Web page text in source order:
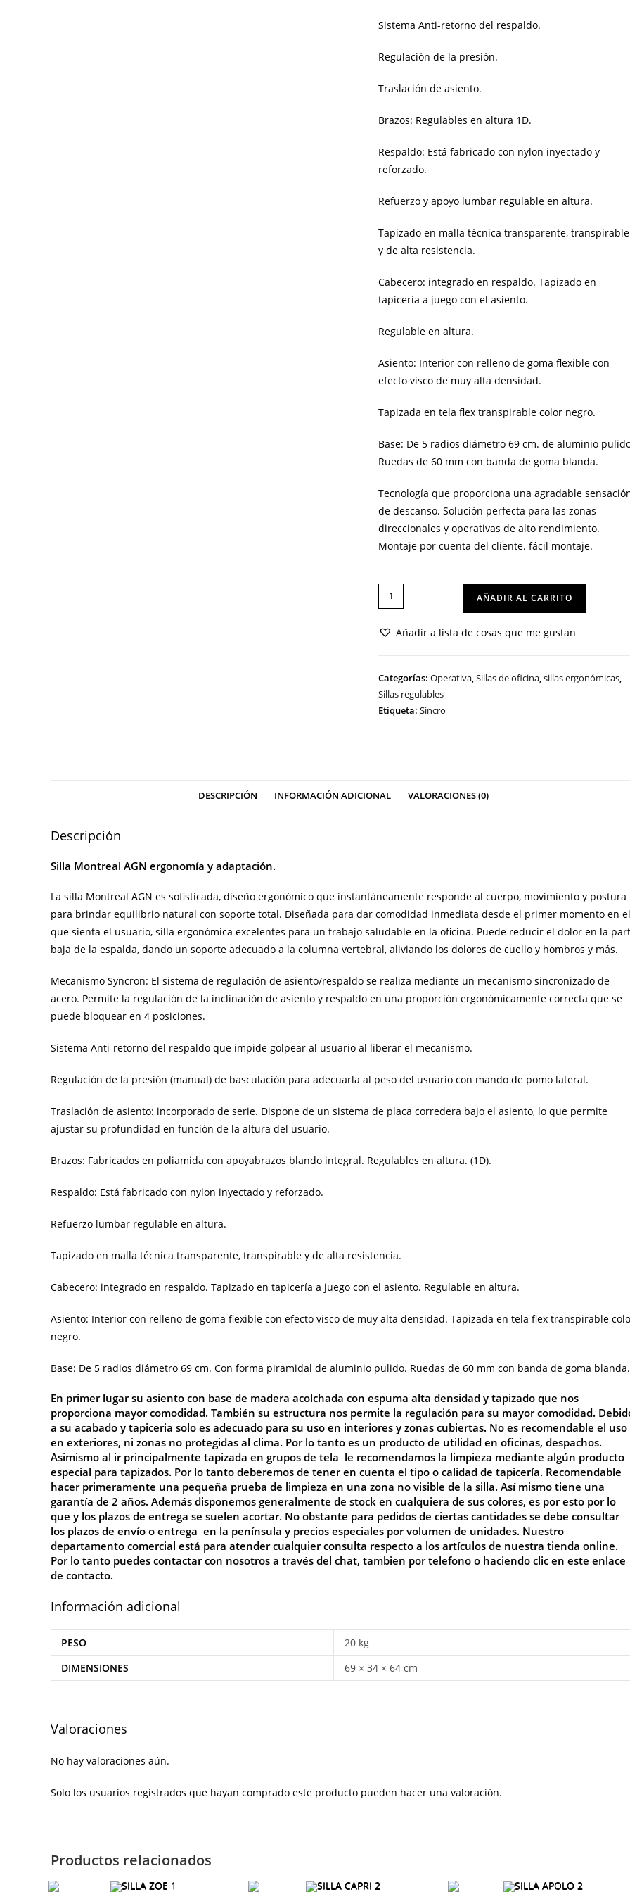
Sistema Anti-retorno del respaldo.
Regulación de la presión.
Traslación de asiento.
Brazos: Regulables en altura 1D.
Respaldo: Está fabricado con nylon inyectado y
reforzado.
Refuerzo y apoyo lumbar regulable en altura.
Tapizado en malla técnica transparente, transpirable
y de alta resistencia.
Cabecero: integrado en respaldo. Tapizado en
tapicería a juego con el asiento.
Regulable en altura.
Asiento: Interior con relleno de goma flexible con
efecto visco de muy alta densidad.
Tapizada en tela flex transpirable color negro.
Base: De 5 radios diámetro 69 cm. de aluminio
Ruedas de 60 mm con banda de goma blanda.
Tecnología que proporciona una agradable
de descanso. Solución perfecta para las zonas
direccionales y operativas de alto rendimiento.
Montaje por cuenta del cliente. fácil montaje.
SILLA
MONTREAL
AGN
AÑADIR AL CARRITO
Añadir a lista de cosas que me gustan
Categorías:Operativa,Sillas de oficina,sillas ergonómicas,
Sillas regulables
Etiqueta:Sincro
DESCRIPCIÓN INFORMACIÓN ADICIONAL VALORACIONES (0)
Descripción
Silla Montreal AGN ergonomía y adaptación.
La silla Montreal AGN es sofisticada, diseño ergonómico que instantáneamente responde al cuerpo, movimiento y postura
para brindar equilibrio natural con soporte total. Diseñada para dar comodidad inmediata desde el primer momento en el
que sienta el usuario, silla ergonómica excelentes para un trabajo saludable en la oficina. Puede reducir el dolor en la
baja de la espalda, dando un soporte adecuado a la columna vertebral, aliviando los dolores de cuello y hombros y más.
Mecanismo Syncron: El sistema de regulación de asiento/respaldo se realiza mediante un mecanismo sincronizado de
acero. Permite la regulación de la inclinación de asiento y respaldo en una proporción ergonómicamente correcta que se
puede bloquear en 4 posiciones.
Sistema Anti-retorno del respaldo que impide golpear al usuario al liberar el mecanismo.
Regulación de la presión (manual) de basculación para adecuarla al peso del usuario con mando de pomo lateral.
Traslación de asiento: incorporado de serie. Dispone de un sistema de placa corredera bajo el asiento, lo que permite
ajustar su profundidad en función de la altura del usuario.
Brazos: Fabricados en poliamida con apoyabrazos blando integral. Regulables en altura. (1D).
Respaldo: Está fabricado con nylon inyectado y reforzado.
Refuerzo lumbar regulable en altura.
Tapizado en malla técnica transparente, transpirable y de alta resistencia.
Cabecero: integrado en respaldo. Tapizado en tapicería a juego con el asiento. Regulable en altura.
Asiento: Interior con relleno de goma flexible con efecto visco de muy alta densidad. Tapizada en tela flex transpirable
negro.
Base: De 5 radios diámetro 69 cm. Con forma piramidal de aluminio pulido. Ruedas de 60 mm con banda de goma blanda.
En primer lugar su asiento con base de madera acolchada con espuma alta densidad y tapizado que nos
proporciona mayor comodidad. También su estructura nos permite la regulación para su mayor comodidad.
a su acabado y tapiceria solo es adecuado para su uso en interiores y zonas cubiertas. No es recomendable el uso
en exteriores, ni zonas no protegidas al clima. Por lo tanto es un producto de utilidad en oficinas, despachos.
Asimismo al ir principalmente tapizada en grupos de tela le recomendamos la limpieza mediante algún producto
especial para tapizados. Por lo tanto deberemos de tener en cuenta el tipo o calidad de tapicería. Recomendable
hacer primeramente una pequeña prueba de limpieza en una zona no visible de la silla. Así mismo tiene una
garantía de 2 años. Además disponemos generalmente de stock en cualquiera de sus colores, es por esto por lo
que y los plazos de entrega se suelen acortar. No obstante para pedidos de ciertas cantidades se debe consultar
los plazos de envío o entrega en la península y precios especiales por volumen de unidades. Nuestro
departamento comercial está para atender cualquier consulta respecto a los artículos de nuestra tienda online.
Por lo tanto puedes contactar con nosotros a través del chat, tambien por telefono o haciendo clic en este enlace
de contacto.
Información adicional
PESO
20 kg
DIMENSIONES
69 × 34 × 64 cm
Valoraciones
No hay valoraciones aún.
Solo los usuarios registrados que hayan comprado este producto pueden hacer una valoración.
Productos relacionados